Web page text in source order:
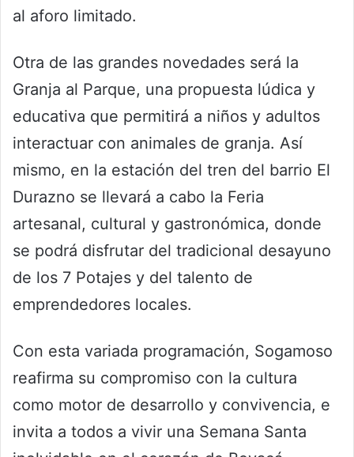
al aforo limitado.
Otra de las grandes novedades será la
Granja al Parque, una propuesta lúdica y
educativa que permitirá a niños y adultos
interactuar con animales de granja. Así
mismo, en la estación del tren del barrio El
Durazno se llevará a cabo la Feria
artesanal, cultural y gastronómica, donde
se podrá disfrutar del tradicional desayuno
de los 7 Potajes y del talento de
emprendedores locales.
Con esta variada programación, Sogamoso
reafirma su compromiso con la cultura
como motor de desarrollo y convivencia, e
invita a todos a vivir una Semana Santa